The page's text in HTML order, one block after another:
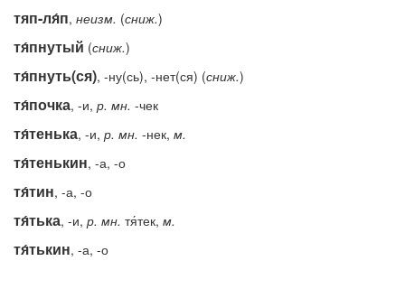
тяп-ля́п, неизм. (сниж.)
тя́пнутый (сниж.)
тя́пнуть(ся), -ну(сь), -нет(ся) (сниж.)
тя́почка, -и, р. мн. -чек
тя́тенька, -и, р. мн. -нек, м.
тя́тенькин, -а, -о
тя́тин, -а, -о
тя́тька, -и, р. мн. тя́тек, м.
тя́тькин, -а, -о